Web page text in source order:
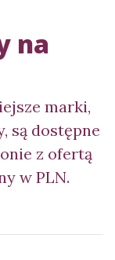
na
marki,
są dostępne
z ofertą
w PLN.